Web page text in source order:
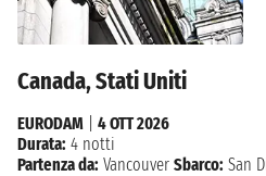
Canada, Stati Uniti
EURODAM
4 OTT 2026
Durata: 4 notti
Partenza da: Vancouver Sbarco: San